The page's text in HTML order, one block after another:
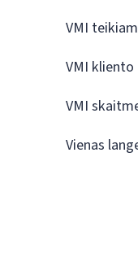
VMI
VMI
VMI
Vienas